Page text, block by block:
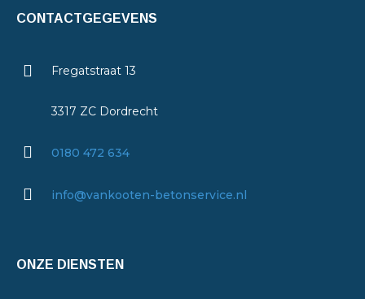
CONTACTGEGEVENS
Fregatstraat 13
3317 ZC Dordrecht
0180 472 634
info@vankooten-betonservice.nl
ONZE DIENSTEN